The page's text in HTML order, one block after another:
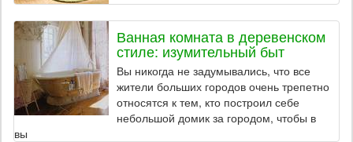
Ванная комната в деревенском
стиле: изумительный быт
Вы никогда не задумывались, что все
жители больших городов очень трепетно
относятся к тем, кто построил себе
небольшой домик за городом, чтобы в
вы